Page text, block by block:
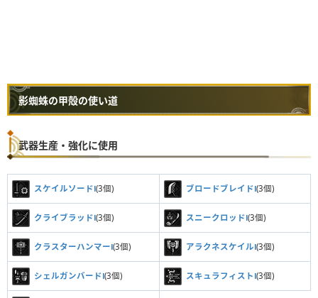
影蜘蛛の甲殻の使い道
武器生産・強化に使用
スケイルソードⅠ(3個) ブロードブレイドⅠ(3個)
クライブラッドⅠ(3個) スニークロッドⅠ(3個)
クラスターハンマーⅠ(3個) アラクネスケイルⅠ(3個)
シェルガンバードⅠ(3個) スキュラフィストⅠ(3個)